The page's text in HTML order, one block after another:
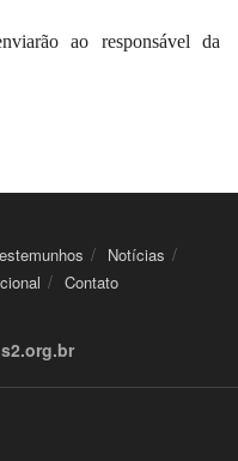
ao responsável da
Notícias
Contato